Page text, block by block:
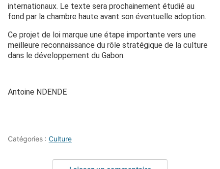
internationaux. Le texte sera prochainement étudié au
fond par la chambre haute avant son éventuelle adoption.
Ce projet de loi marque une étape importante vers une
meilleure reconnaissance du rôle stratégique de la culture
dans le développement du Gabon.
Antoine NDENDE
Catégories : Culture